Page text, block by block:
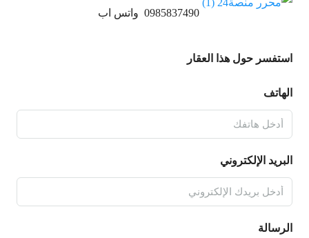
0985837490 واتس اب
استفسر حول هذا العقار
الهاتف
البريد الإلكتروني
الرسالة